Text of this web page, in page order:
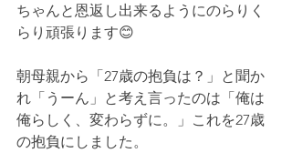
ちゃんと恩返し出来るようにのらりく
らり頑張ります😊
朝母親から「27歳の抱負は？」と聞か
れ「うーん」と考え言ったのは「俺は
俺らしく、変わらずに。」これを27歳
の抱負にしました。